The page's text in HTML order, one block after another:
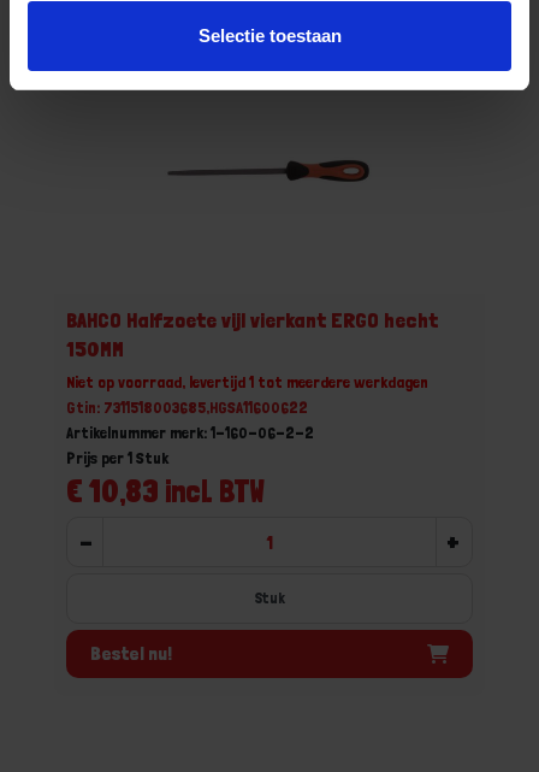
Selectie toestaan
BAHCO Halfzoete vijl vierkant ERGO hecht
150MM
Niet op voorraad, levertijd 1 tot meerdere werkdagen
Gtin: 7311518003685,HGSA11600622
Artikelnummer merk: 1-160-06-2-2
€ 10,83 incl. BTW
Prijs per 1 Stuk
- +
Stuk
Bestel nu!